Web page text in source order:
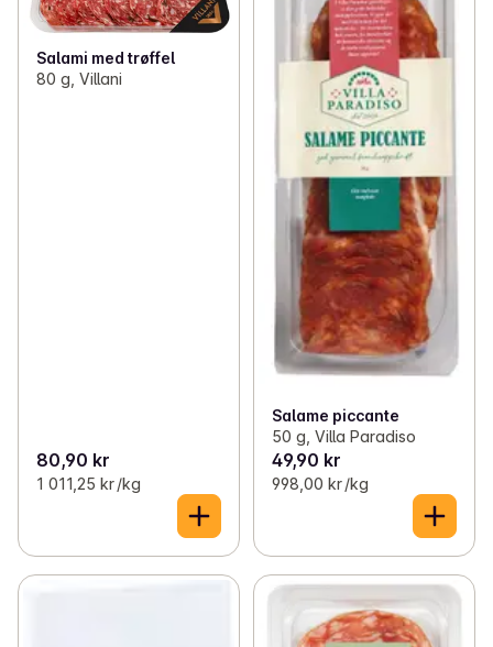
Salami med trøffel
80 g, Villani
80,90 kr
1 011,25 kr /kg
Salame piccante
50 g, Villa Paradiso
49,90 kr
998,00 kr /kg